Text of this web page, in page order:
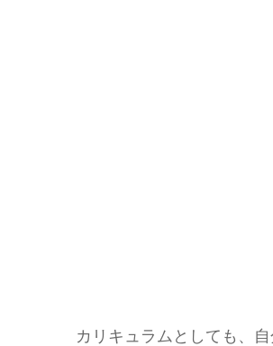
カリキュラムとしても、